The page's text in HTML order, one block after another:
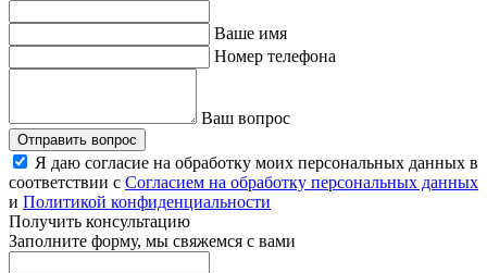
Ваше имя
Номер телефона
Ваш вопрос
Отправить вопрос
Я даю согласие на обработку моих персональных данных в
соответствии с Согласием на обработку персональных данных
и Политикой конфиденциальности
Получить консультацию
Заполните форму, мы свяжемся с вами